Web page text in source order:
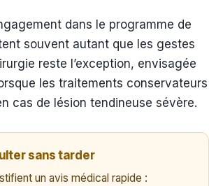
dans le programme de
souvent autant que les gestes
reste l’exception, envisagée
les traitements conservateurs
cas de lésion tendineuse sévère.
sans tarder
un avis médical rapide :